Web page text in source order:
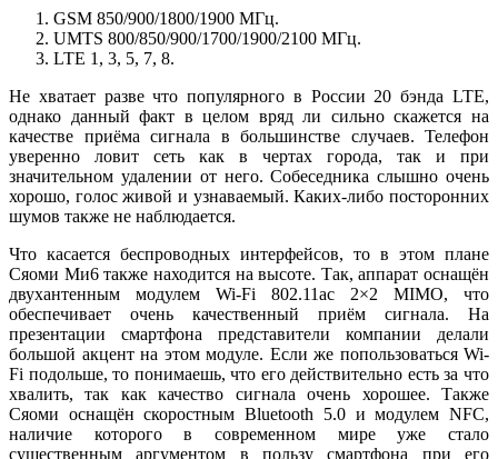
GSM 850/900/1800/1900 МГц.
UMTS 800/850/900/1700/1900/2100 МГц.
LTE 1, 3, 5, 7, 8.
Не хватает разве что популярного в России 20 бэнда LTE,
однако данный факт в целом вряд ли сильно скажется на
качестве приёма сигнала в большинстве случаев. Телефон
уверенно ловит сеть как в чертах города, так и при
значительном удалении от него. Собеседника слышно очень
хорошо, голос живой и узнаваемый. Каких-либо посторонних
шумов также не наблюдается.
Что касается беспроводных интерфейсов, то в этом плане
Сяоми Ми6 также находится на высоте. Так, аппарат оснащён
двухантенным модулем Wi-Fi 802.11ac 2×2 MIMO, что
обеспечивает очень качественный приём сигнала. На
презентации смартфона представители компании делали
большой акцент на этом модуле. Если же попользоваться Wi-
Fi подольше, то понимаешь, что его действительно есть за что
хвалить, так как качество сигнала очень хорошее. Также
Сяоми оснащён скоростным Bluetooth 5.0 и модулем NFC,
наличие которого в современном мире уже стало
существенным аргументом в пользу смартфона при его